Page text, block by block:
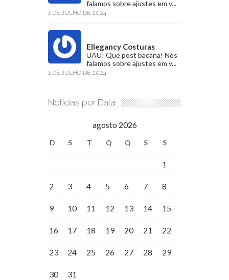
falamos sobre ajustes em v...
1 DE JULHO DE 2024
Ellegancy Costuras
UAU! Que post bacana! Nós
falamos sobre ajustes em v...
1 DE JULHO DE 2024
Notícias por Data
agosto 2026
D S T Q Q S S
1
2 3 4 5 6 7 8
9 10 11 12 13 14 15
16 17 18 19 20 21 22
23 24 25 26 27 28 29
30 31